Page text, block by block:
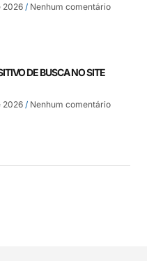
2026 Nenhum comentário
DE BUSCA NO SITE
2026 Nenhum comentário